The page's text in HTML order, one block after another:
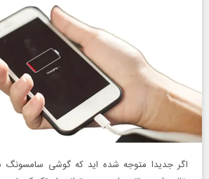
اگر جدیدا متوجه شده اید که گوشی